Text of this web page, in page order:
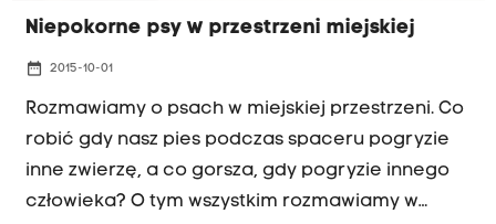
Niepokorne psy w przestrzeni miejskiej
date_range 2015-10-01
Rozmawiamy o psach w miejskiej przestrzeni. Co
robić gdy nasz pies podczas spaceru pogryzie
inne zwierzę, a co gorsza, gdy pogryzie innego
człowieka? O tym wszystkim rozmawiamy w